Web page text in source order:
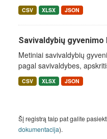
CSV XLSX JSON
Savivaldybių
Metiniai savivaldybių
pagal savivaldybes,
CSV XLSX JSON
Šį registrą taip pat galite
dokumentacija).